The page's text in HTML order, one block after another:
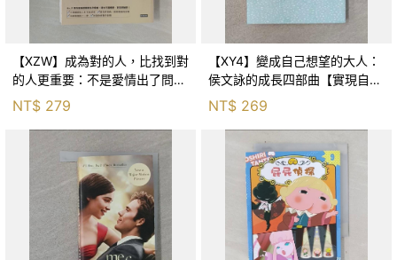
【XZW】成為對的人，比找到對
的人更重要：不是愛情出了問
題，而是認知需要升級！_Mr. P
NT$ 279
【XY4】變成自己想望的大人：
侯文詠的成長四部曲【實現自
己】_侯文詠
NT$ 269